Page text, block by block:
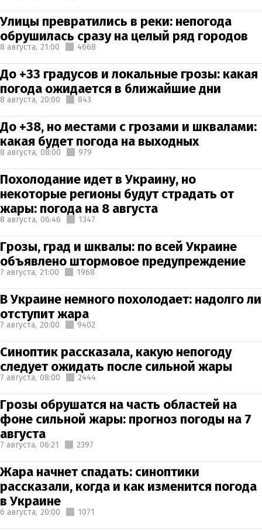
Улицы превратились в реки: непогода
обрушилась сразу на целый ряд городов
8 августа, 21:00 4668
До +33 градусов и локальные грозы: какая
погода ожидается в ближайшие дни
8 августа, 20:00 843
До +38, но местами с грозами и шквалами:
какая будет погода на выходных
8 августа, 08:00 979
Похолодание идет в Украину, но
некоторые регионы будут страдать от
жары: погода на 8 августа
8 августа, 06:46 1347
Грозы, град и шквалы: по всей Украине
объявлено штормовое предупреждение
7 августа, 21:00 1968
В Украине немного похолодает: надолго ли
отступит жара
7 августа, 20:00 9402
Синоптик рассказала, какую непогоду
следует ожидать после сильной жары
7 августа, 08:00 2444
Грозы обрушатся на часть областей на
фоне сильной жары: прогноз погоды на 7
августа
7 августа, 06:21 2397
Жара начнет спадать: синоптики
рассказали, когда и как изменится погода
в Украине
6 августа, 20:00 1071